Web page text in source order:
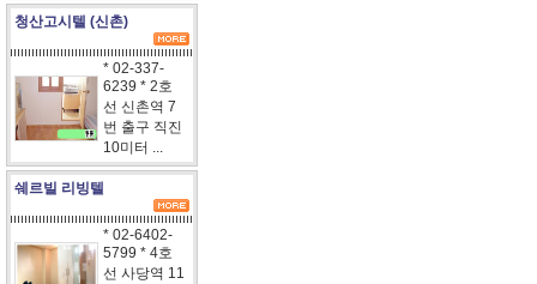
청산고시텔 (신촌)
* 02-337-
6239 * 2호
선 신촌역 7
번 출구 직진
10미터 ...
쉐르빌 리빙텔
* 02-6402-
5799 * 4호
선 사당역 11